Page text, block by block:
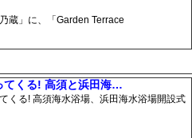
蔵」に、「Garden Terrace
てくる! 高須と浜田海…
くる! 高須海水浴場、浜田海水浴場開設式